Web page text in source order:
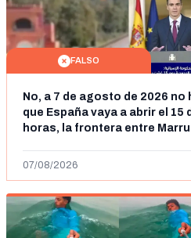
FALSO
No, a 7 de agosto de 2026
que España vaya a abrir el
horas, la frontera entre
07/08/2026